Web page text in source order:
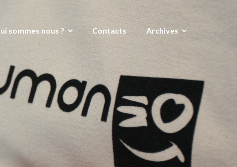
sommes nous ? Contacts Archives